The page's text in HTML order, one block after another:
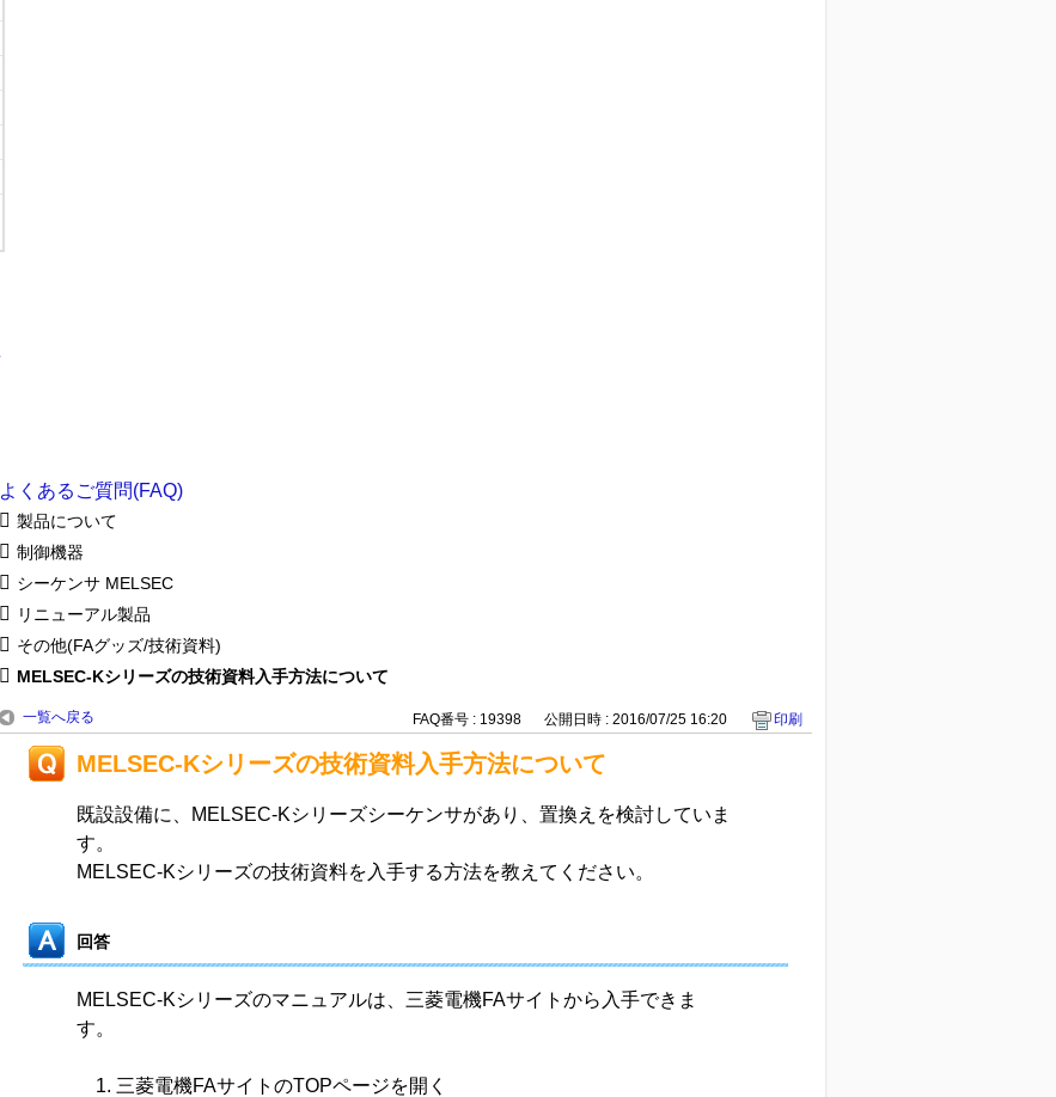
よくあるご質問(FAQ)
製品について
制御機器
シーケンサ MELSEC
リニューアル製品
その他(FAグッズ/技術資料)
MELSEC-Kシリーズの技術資料入手方法について
一覧へ戻る FAQ番号 : 19398 公開日時 : 2016/07/25 16:20 印刷
MELSEC-Kシリーズの技術資料入手方法について
既設設備に、MELSEC-Kシリーズシーケンサがあり、置換えを検討していま
す。
MELSEC-Kシリーズの技術資料を入手する方法を教えてください。
回答
MELSEC-Kシリーズのマニュアルは、三菱電機FAサイトから入手できま
す。
1. 三菱電機FAサイトのTOPページを開く